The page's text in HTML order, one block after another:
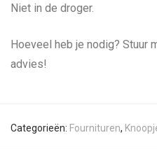
Niet in de droger.
Hoeveel heb je nodig? Stuur
advies!
Categorieën: Fournituren,